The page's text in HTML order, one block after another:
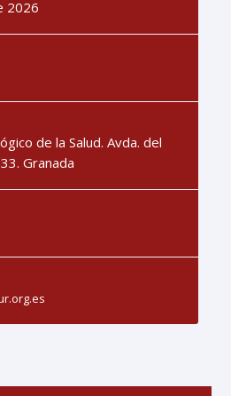
2026
de la Salud. Avda. del
Granada